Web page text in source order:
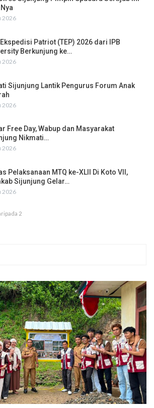
2026
Patriot (TEP) 2026 dari IPB
Berkunjung ke…
2026
Sijunjung Lantik Pengurus Forum Anak
2026
Free Day, Wabup dan Masyarakat
Nikmati…
2026
Pelaksanaan MTQ ke-XLII Di Koto VII,
Sijunjung Gelar…
2026
2